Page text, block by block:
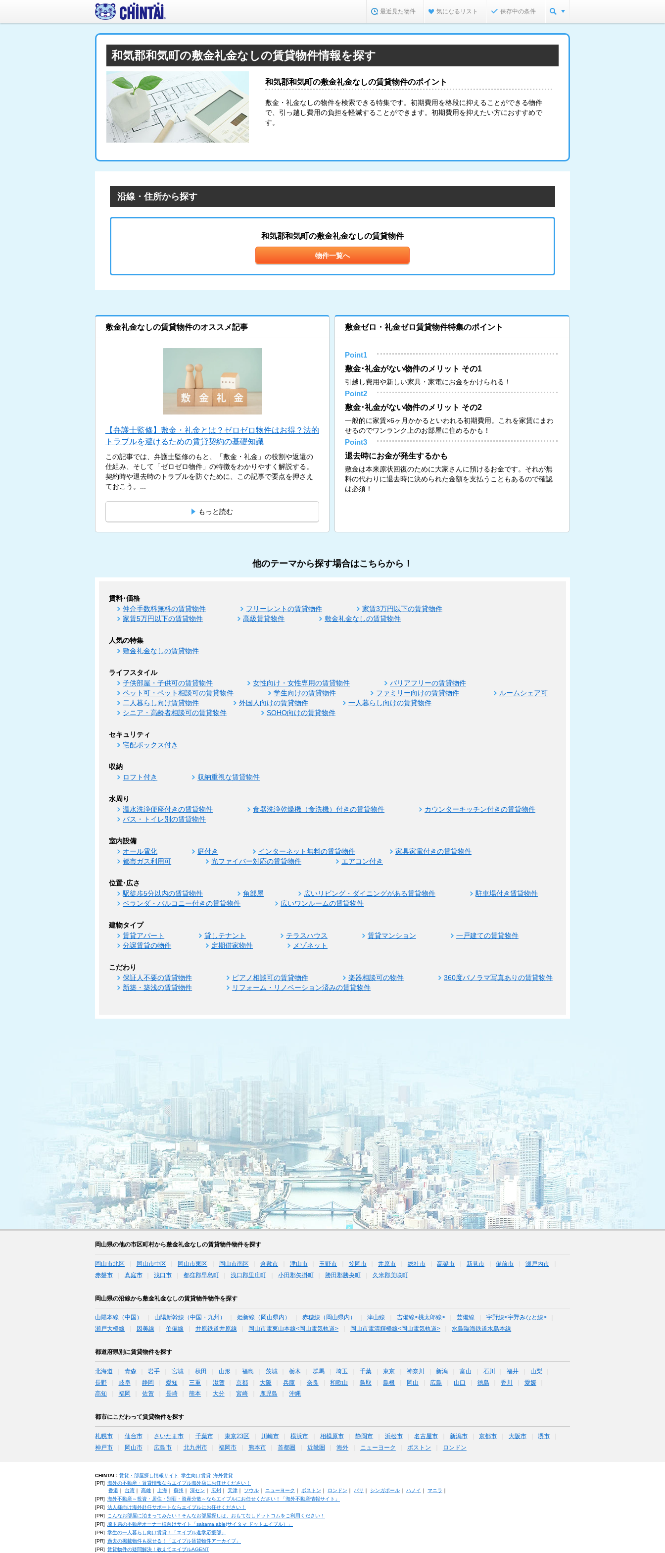
最近見た物件 気になるリスト 保存中の条件
和気郡和気町の敷金礼金なしの賃貸物件情報を探す
和気郡和気町の敷金礼金なしの賃貸物件のポイント
敷金・礼金なしの物件を検索できる特集です。初期費用を格段に抑えることができる物件
で、引っ越し費用の負担を軽減することができます。初期費用を抑えたい方におすすめで
す。
沿線・住所から探す
和気郡和気町の敷金礼金なしの賃貸物件
物件一覧へ
敷金礼金なしの賃貸物件のオススメ記事
【弁護士監修】敷金・礼金とは？ゼロゼロ物件はお得？法的
トラブルを避けるための賃貸契約の基礎知識
この記事では、弁護士監修のもと、「敷金・礼金」の役割や返還の
仕組み、そして「ゼロゼロ物件」の特徴をわかりやすく解説する。
契約時や退去時のトラブルを防ぐために、この記事で要点を押さえ
ておこう。...
もっと読む
敷金ゼロ・礼金ゼロ賃貸物件特集のポイント
Point1
敷金･礼金がない物件のメリット その1
引越し費用や新しい家具・家電にお金をかけられる！
Point2
敷金･礼金がない物件のメリット その2
一般的に家賃×6ヶ月かかるといわれる初期費用。これを家賃にまわ
せるのでワンランク上のお部屋に住めるかも！
Point3
退去時にお金が発生するかも
敷金は本来原状回復のために大家さんに預けるお金です。それが無
料の代わりに退去時に決められた金額を支払うこともあるので確認
は必須！
他のテーマから探す場合はこちらから！
賃料･価格
仲介手数料無料の賃貸物件 フリーレントの賃貸物件
家賃3万円以下の賃貸物件
家賃5万円以下の賃貸物件
高級賃貸物件 敷金礼金なしの賃貸物件
人気の特集
敷金礼金なしの賃貸物件
ライフスタイル
子供部屋・子供可の賃貸物件 女性向け・女性専用の賃貸物件
バリアフリーの賃貸物件
ペット可・ペット相談可の賃貸物件
学生向けの賃貸物件 ファミリー向けの賃貸物件
ルームシェア可
二人暮らし向け賃貸物件
外国人向けの賃貸物件
一人暮らし向けの賃貸物件
シニア・高齢者相談可の賃貸物件
SOHO向けの賃貸物件
セキュリティ
宅配ボックス付き
収納
ロフト付き 収納重視な賃貸物件
水周り
温水洗浄便座付きの賃貸物件 食器洗浄乾燥機（食洗機）付きの賃貸物件
カウンターキッチン付きの賃貸物件
バス・トイレ別の賃貸物件
室内設備
オール電化 庭付き インターネット無料の賃貸物件
家具家電付きの賃貸物件
都市ガス利用可
光ファイバー対応の賃貸物件 エアコン付き
位置･広さ
駅徒歩5分以内の賃貸物件 角部屋 広いリビング・ダイニングがある賃貸物件
駐車場付き賃貸物件
ベランダ・バルコニー付きの賃貸物件
広いワンルームの賃貸物件
建物タイプ
賃貸アパート 貸しテナント テラスハウス 賃貸マンション
一戸建ての賃貸物件
分譲賃貸の物件
定期借家物件 メゾネット
こだわり
保証人不要の賃貸物件 ピアノ相談可の賃貸物件 楽器相談可の物件
360度パノラマ写真ありの賃貸物件
新築・築浅の賃貸物件
リフォーム・リノベーション済みの賃貸物件
岡山県の他の市区町村から敷金礼金なしの賃貸物件物件を探す
岡山市北区 岡山市中区 岡山市東区 岡山市南区 倉敷市 津山市 玉野市 笠岡市 井原市 総社市 高梁市 新見市 備前市
瀬戸内市
赤磐市
真庭市 浅口市 都窪郡早島町 浅口郡里庄町 小田郡矢掛町 勝田郡勝央町 久米郡美咲町
岡山県の沿線から敷金礼金なしの賃貸物件物件を探す
山陽本線（中国） 山陽新幹線（中国・九州） 姫新線（岡山県内） 赤穂線（岡山県内） 津山線 吉備線<桃太郎線> 芸備線
宇野線<宇野みなと線>
瀬戸大橋線
因美線 伯備線 井原鉄道井原線 岡山市電東山本線<岡山電気軌道> 岡山市電清輝橋線<岡山電気軌道> 水島臨海鉄道水島本線
都道府県別に賃貸物件を探す
北海道 青森 岩手 宮城 秋田 山形 福島 茨城 栃木 群馬 埼玉 千葉 東京 神奈川 新潟 富山 石川 福井
山梨
長野
岐阜 静岡 愛知 三重 滋賀 京都 大阪 兵庫 奈良 和歌山 鳥取 島根 岡山 広島 山口 徳島 香川
愛媛
高知
福岡 佐賀 長崎 熊本 大分 宮崎 鹿児島 沖縄
都市にこだわって賃貸物件を探す
札幌市 仙台市 さいたま市 千葉市 東京23区 川崎市 横浜市 相模原市 静岡市 浜松市 名古屋市 新潟市 京都市 大阪市
堺市
神戸市
岡山市 広島市 北九州市 福岡市 熊本市 首都圏 近畿圏 海外 ニューヨーク ボストン ロンドン
CHINTAI： 賃貸・部屋探し情報サイト 学生向け賃貸 海外賃貸
[PR] 海外の不動産・賃貸情報ならエイブル海外店にお任せください！
香港｜ 台湾｜ 高雄｜ 上海｜ 蘇州 ｜ 深セン ｜ 広州 ｜ 天津｜ ソウル｜ ニューヨーク ｜ ボストン ｜ ロンドン ｜ パリ ｜ シンガポール｜ ハノイ ｜ マニラ ｜
[PR] 海外不動産～投資・居住・別荘・資産分散～ならエイブルにお任せください！「海外不動産情報サイト」
[PR] 法人様向け海外赴任サポートならエイブルにお任せください！
[PR]
こんなお部屋に泊まってみたい！そんなお部屋探しは、おもてなしドットコムをご利用ください！
[PR] 埼玉県の不動産オーナー様向けサイト「saitama.able(サイタマ ドットエイブル）」
[PR] 学生の一人暮らし向け賃貸！「エイブル進学応援部」
[PR] 過去の掲載物件も探せる！「エイブル賃貸物件アーカイブ」
[PR] 賃貸物件の疑問解決！教えてエイブルAGENT